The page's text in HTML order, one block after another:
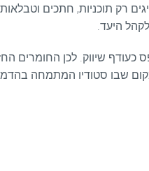
רק תוכניות, חתכים
היעד.
שיווק. לכן החומרים